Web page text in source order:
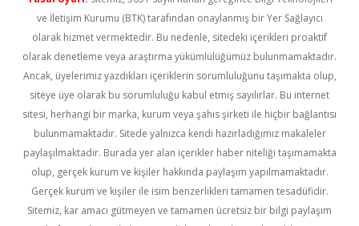
ve İletişim Kurumu (BTK) tarafından onaylanmış bir Yer Sağlayıcı
olarak hizmet vermektedir. Bu nedenle, sitedeki içerikleri proaktif
olarak denetleme veya araştırma yükümlülüğümüz bulunmamaktadır.
Ancak, üyelerimiz yazdıkları içeriklerin sorumluluğunu taşımakta olup,
siteye üye olarak bu sorumluluğu kabul etmiş sayılırlar. Bu internet
sitesi, herhangi bir marka, kurum veya şahıs şirketi ile hiçbir bağlantısı
bulunmamaktadır. Sitede yalnızca kendi hazırladığımız makaleler
paylaşılmaktadır. Burada yer alan içerikler haber niteliği taşımamakta
olup, gerçek kurum ve kişiler hakkında paylaşım yapılmamaktadır.
Gerçek kurum ve kişiler ile isim benzerlikleri tamamen tesadüfidir.
Sitemiz, kar amacı gütmeyen ve tamamen ücretsiz bir bilgi paylaşım